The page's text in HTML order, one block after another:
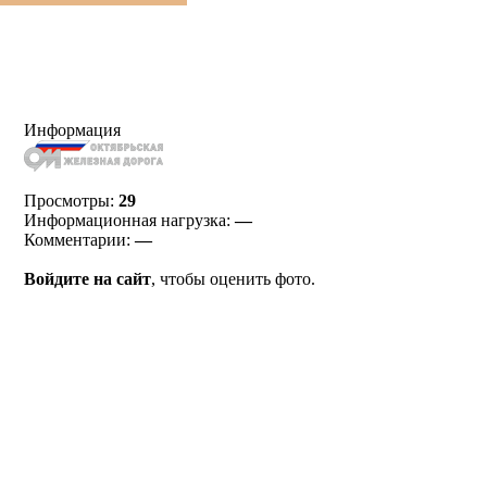
Информация
Просмотры: 29
Информационная нагрузка:—
Комментарии:—
Войдите на сайт, чтобы оценить фото.